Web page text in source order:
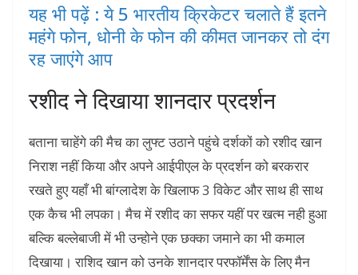
यह भी पढ़ें : ये 5 भारतीय क्रिकेटर चलाते हैं इतने
महंगे फोन, धोनी के फोन की कीमत जानकर तो दंग
रह जाएंगे आप
रशीद ने दिखाया शानदार प्रदर्शन
बताना चाहेंगे की मैच का लुफ्ट उठाने पहुंचे दर्शकों को रशीद खान
निराश नहीं किया और अपने आईपीएल के प्रदर्शन को बरकरार
रखते हुए यहाँ भी बांग्लादेश के खिलाफ 3 विकेट और साथ ही साथ
एक कैच भी लपका। मैच में रशीद का सफर यहीं पर खत्म नही हुआ
बल्कि बल्लेबाजी में भी उन्होने एक छक्का जमाने का भी कमाल
दिखाया। राशिद खान को उनके शानदार परफॉर्मेंस के लिए मैन